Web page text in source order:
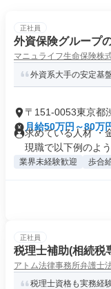
正社員
外資保険グループ
マニュライフ生命保険株
外資系大手の安定基
〒151-0053東京都
月給50万円～80万
求めている人材 ・
現職で以下例のよう
業界未経験歓迎 歩合
正社員
税理士補助(相続税
アトム法律事務所弁護士
税理士資格も実務経